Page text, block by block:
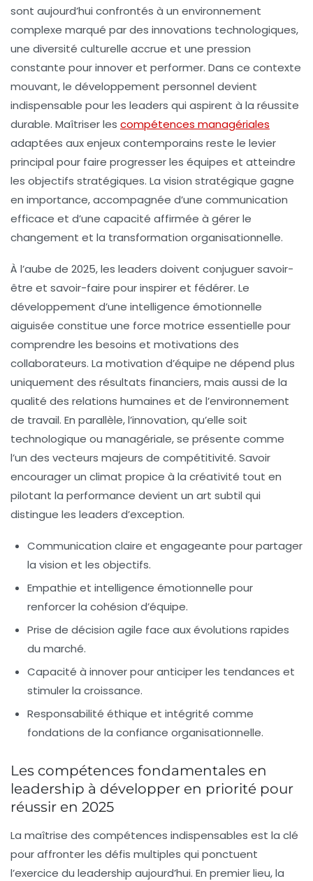
sont aujourd’hui confrontés à un environnement
complexe marqué par des innovations technologiques,
une diversité culturelle accrue et une pression
constante pour innover et performer. Dans ce contexte
mouvant, le développement personnel devient
indispensable pour les leaders qui aspirent à la réussite
durable. Maîtriser les compétences managériales
adaptées aux enjeux contemporains reste le levier
principal pour faire progresser les équipes et atteindre
les objectifs stratégiques. La vision stratégique gagne
en importance, accompagnée d’une communication
efficace et d’une capacité affirmée à gérer le
changement et la transformation organisationnelle.
À l’aube de 2025, les leaders doivent conjuguer savoir-
être et savoir-faire pour inspirer et fédérer. Le
développement d’une intelligence émotionnelle
aiguisée constitue une force motrice essentielle pour
comprendre les besoins et motivations des
collaborateurs. La motivation d’équipe ne dépend plus
uniquement des résultats financiers, mais aussi de la
qualité des relations humaines et de l’environnement
de travail. En parallèle, l’innovation, qu’elle soit
technologique ou managériale, se présente comme
l’un des vecteurs majeurs de compétitivité. Savoir
encourager un climat propice à la créativité tout en
pilotant la performance devient un art subtil qui
distingue les leaders d’exception.
Communication claire et engageante pour partager
la vision et les objectifs.
Empathie et intelligence émotionnelle pour
renforcer la cohésion d’équipe.
Prise de décision agile face aux évolutions rapides
du marché.
Capacité à innoverpour anticiper les tendances et
stimuler la croissance.
Responsabilité éthique et intégrité comme
fondations de la confiance organisationnelle.
Les compétences fondamentales en
leadership à développer en priorité pour
réussir en 2025
La maîtrise des compétences indispensables est la clé
pour affronter les défis multiples qui ponctuent
l’exercice du leadership aujourd’hui. En premier lieu, la